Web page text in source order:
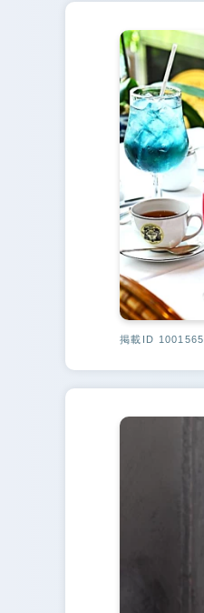
掲載ID 1001565